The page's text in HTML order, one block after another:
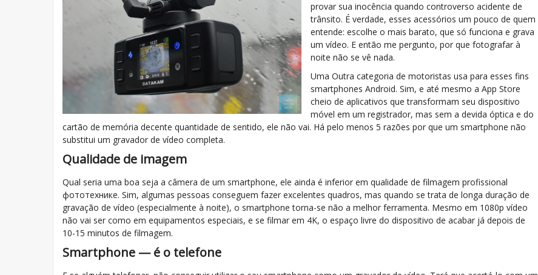
provar sua inocência quando controverso acidente de
trânsito. É verdade, esses acessórios um pouco de quem
entende: escolhe o mais barato, que só funciona e grava
um vídeo. E então me pergunto, por que fotografar à
noite não se vê nada.
Uma Outra categoria de motoristas usa para esses fins
smartphones Android. Sim, e até mesmo a App Store
cheio de aplicativos que transformam seu dispositivo
móvel em um registrador, mas sem a devida óptica e do
cartão de memória decente quantidade de sentido, ele não vai. Há pelo menos 5 razões por que um smartphone não
substitui um gravador de vídeo completa.
Qualidade de imagem
Qual seria uma boa seja a câmera de um smartphone, ele ainda é inferior em qualidade de filmagem profissional
фототехнике. Sim, algumas pessoas conseguem fazer excelentes quadros, mas quando se trata de longa duração de
gravação de vídeo (especialmente à noite), o smartphone torna-se não a melhor ferramenta. Mesmo em 1080p vídeo
não vai ser como em equipamentos especiais, e se filmar em 4K, o espaço livre do dispositivo de acabar já depois de
10-15 minutos de filmagem.
Smartphone — é o telefone